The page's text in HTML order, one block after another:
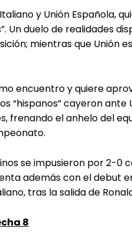
y Unión Española,
Un duelo de realidades
mientras que Unión
encuentro y quiere
“hispanos” cayeron ante
frenando el anhelo del
se impusieron por 2-0
además con el debut
tras la salida de
8